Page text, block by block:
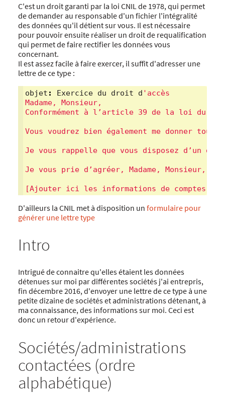
C'est un droit garanti par la loi CNIL de 1978, qui permet
de demander au responsable d'un fichier l'intégralité
des données qu'il détient sur vous. Il est nécessaire
pour pouvoir ensuite réaliser un droit de requalification
qui permet de faire rectifier les données vous
concernant.
Il est assez facile à faire exercer, il suffit d'adresser une
lettre de ce type :
objet : Exercice du droit d 'accès
Madame, Monsieur,
Conformément à l’article 39 de la loi du 6
Vous voudrez bien également me donner
Je vous rappelle que vous disposez d’un
Je vous prie d’agréer, Madame, Monsieur,
[Ajouter ici les informations de comptes,
D'ailleurs la CNIL met à disposition un formulaire pour
générer une lettre type
Intro
Intrigué de connaitre qu'elles étaient les données
détenues sur moi par différentes sociétés j'ai entrepris,
fin décembre 2016, d'envoyer une lettre de ce type à une
petite dizaine de sociétés et administrations détenant, à
ma connaissance, des informations sur moi. Ceci est
donc un retour d'expérience.
Sociétés/administrations
contactées (ordre
alphabétique)